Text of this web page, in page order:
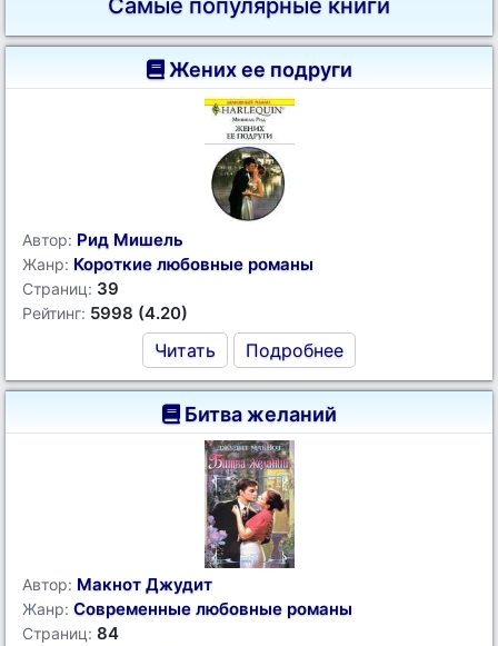
Самые популярные книги
Жених ее подруги
Автор: Рид Мишель
Жанр: Короткие любовные романы
Страниц: 39
Рейтинг: 5998 (4.20)
Читать Подробнее
Битва желаний
Автор: Макнот Джудит
Жанр: Современные любовные романы
Страниц: 84